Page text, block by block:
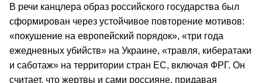
В речи канцлера образ российского государства был
сформирован через устойчивое повторение мотивов:
«покушение на европейский порядок», «три года
ежедневных убийств» на Украине, «травля, кибератаки
и саботаж» на территории стран ЕС, включая ФРГ. Он
считает, что жертвы и сами россияне, придавая